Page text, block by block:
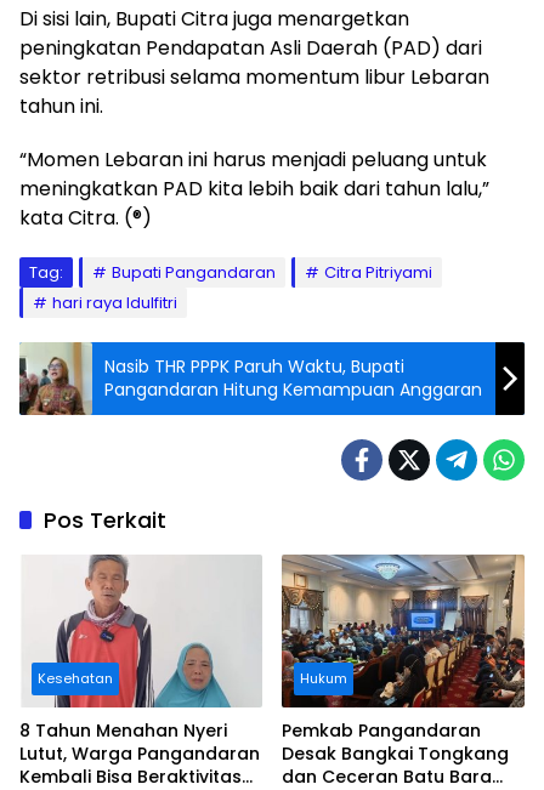
Di sisi lain, Bupati Citra juga menargetkan
peningkatan Pendapatan Asli Daerah (PAD) dari
sektor retribusi selama momentum libur Lebaran
tahun ini.
“Momen Lebaran ini harus menjadi peluang untuk
meningkatkan PAD kita lebih baik dari tahun lalu,”
kata Citra. (®)
Tag: Bupati Pangandaran
Citra Pitriyami
hari raya Idulfitri
Nasib THR PPPK Paruh Waktu, Bupati
Pangandaran Hitung Kemampuan Anggaran
Pos Terkait
Kesehatan
8 Tahun Menahan Nyeri
Lutut, Warga Pangandaran
Kembali Bisa Beraktivitas
Hukum
Pemkab Pangandaran
Desak Bangkai Tongkang
dan Ceceran Batu Bara